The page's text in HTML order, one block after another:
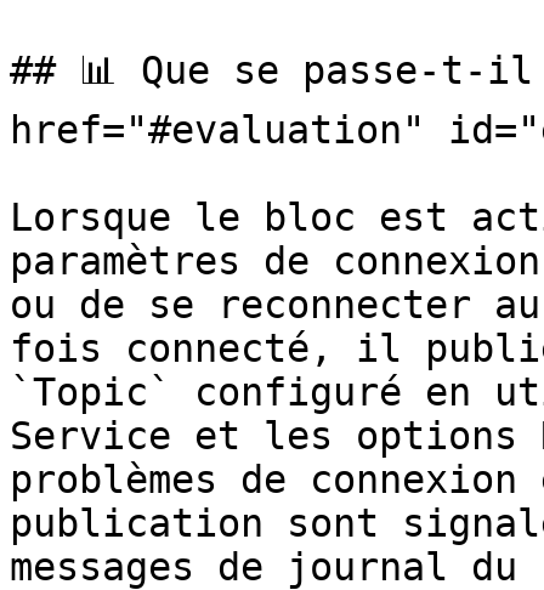
## 📊 Que se passe-
href="#evaluation"
Lorsque le bloc est
paramètres de
ou de se reconnecter
fois connecté, il
`Topic` configuré en
Service et les options
problèmes de
publication sont
messages de journal